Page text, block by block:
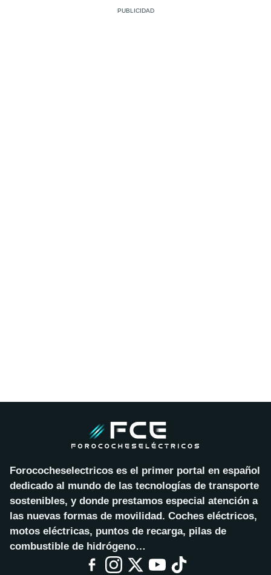
Forococheselectricos es el primer portal en español
dedicado al mundo de las tecnologías de transporte
sostenibles, y donde prestamos especial atención a
las nuevas formas de movilidad. Coches eléctricos,
motos eléctricas, puntos de recarga, pilas de
combustible de hidrógeno…